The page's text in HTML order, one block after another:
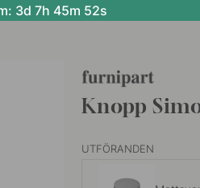
3d 7h 45m 51s
Knopp
UTFÖRANDEN